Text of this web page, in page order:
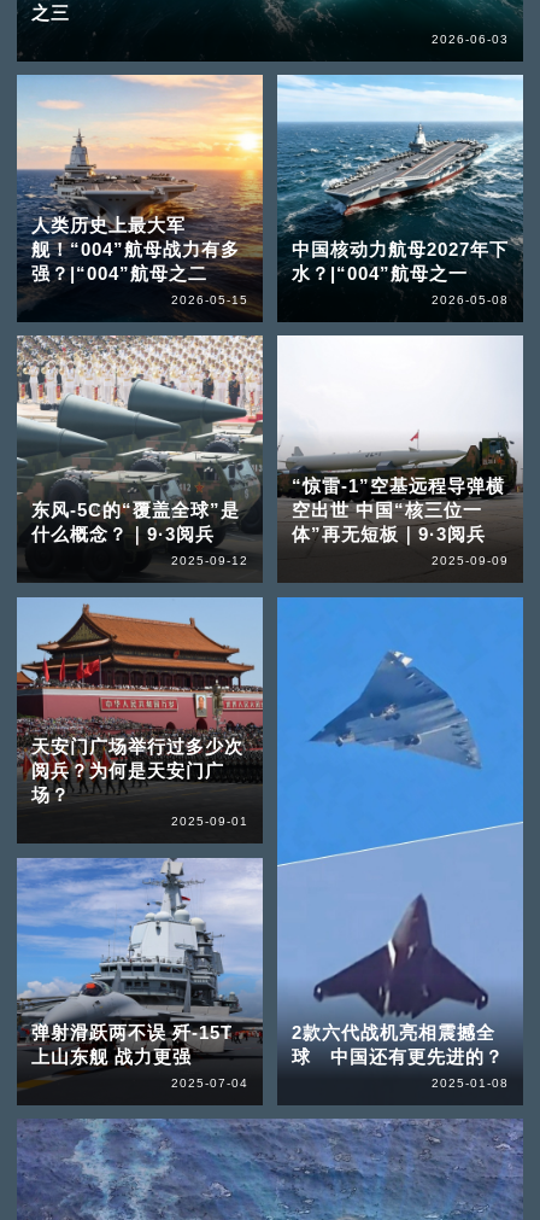
之三
2026-06-03
人类历史上最大军
舰！“004”航母战力有多
强？|“004”航母之二
2026-05-15
中国核动力航母2027年下
水？|“004”航母之一
2026-05-08
东风-5C的“覆盖全球”是
什么概念？｜9·3阅兵
2025-09-12
“惊雷-1”空基远程导弹横
空出世 中国“核三位一
体”再无短板｜9·3阅兵
2025-09-09
天安门广场举行过多少次
阅兵？为何是天安门广
场？
2025-09-01
弹射滑跃两不误 歼-15T
上山东舰 战力更强
2025-07-04
2款六代战机亮相震撼全
球 中国还有更先进的？
2025-01-08